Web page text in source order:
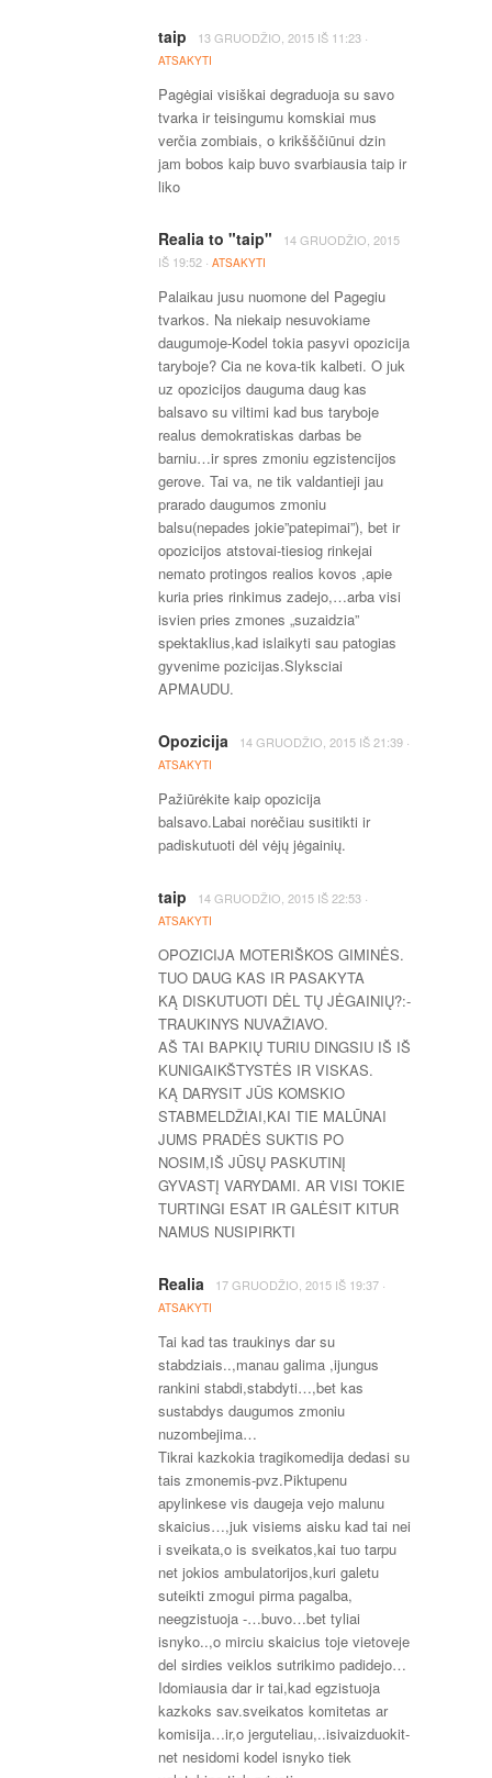
taip 13 GRUODŽIO, 2015 IŠ 11:23 ·
ATSAKYTI
Pagėgiai visiškai degraduoja su savo
tvarka ir teisingumu komskiai mus
verčia zombiais, o krikšščiūnui dzin
jam bobos kaip buvo svarbiausia taip ir
liko
Realia to "taip"
14 GRUODŽIO, 2015
IŠ 19:52 · ATSAKYTI
Palaikau jusu nuomone del Pagegiu
tvarkos. Na niekaip nesuvokiame
daugumoje-Kodel tokia pasyvi opozicija
taryboje? Cia ne kova-tik kalbeti. O juk
uz opozicijos dauguma daug kas
balsavo su viltimi kad bus taryboje
realus demokratiskas darbas be
barniu…ir spres zmoniu egzistencijos
gerove. Tai va, ne tik valdantieji jau
prarado daugumos zmoniu
balsu(nepades jokie”patepimai”), bet ir
opozicijos atstovai-tiesiog rinkejai
nemato protingos realios kovos ,apie
kuria pries rinkimus zadejo,…arba visi
isvien pries zmones „suzaidzia”
spektaklius,kad islaikyti sau patogias
gyvenime pozicijas.Slyksciai
APMAUDU.
Opozicija 14 GRUODŽIO, 2015 IŠ 21:39 ·
ATSAKYTI
Pažiūrėkite kaip opozicija
balsavo.Labai norėčiau susitikti ir
padiskutuoti dėl vėjų jėgainių.
taip 14 GRUODŽIO, 2015 IŠ 22:53 ·
ATSAKYTI
OPOZICIJA MOTERIŠKOS GIMINĖS.
TUO DAUG KAS IR PASAKYTA
KĄ DISKUTUOTI DĖL TŲ JĖGAINIŲ?:-
TRAUKINYS NUVAŽIAVO.
AŠ TAI BAPKIŲ TURIU DINGSIU IŠ IŠ
KUNIGAIKŠTYSTĖS IR VISKAS.
KĄ DARYSIT JŪS KOMSKIO
STABMELDŽIAI,KAI TIE MALŪNAI
JUMS PRADĖS SUKTIS PO
NOSIM,IŠ JŪSŲ PASKUTINĮ
GYVASTĮ VARYDAMI. AR VISI TOKIE
TURTINGI ESAT IR GALĖSIT KITUR
NAMUS NUSIPIRKTI
Realia 17 GRUODŽIO, 2015 IŠ 19:37 ·
ATSAKYTI
Tai kad tas traukinys dar su
stabdziais..,manau galima ,ijungus
rankini stabdi,stabdyti…,bet kas
sustabdys daugumos zmoniu
nuzombejima…
Tikrai kazkokia tragikomedija dedasi su
tais zmonemis-pvz.Piktupenu
apylinkese vis daugeja vejo malunu
skaicius…,juk visiems aisku kad tai nei
i sveikata,o is sveikatos,kai tuo tarpu
net jokios ambulatorijos,kuri galetu
suteikti zmogui pirma pagalba,
neegzistuoja -…buvo…bet tyliai
isnyko..,o mirciu skaicius toje vietoveje
del sirdies veiklos sutrikimo padidejo…
Idomiausia dar ir tai,kad egzistuoja
kazkoks sav.sveikatos komitetas ar
komisija…ir,o jerguteliau,..isivaizduokit-
net nesidomi kodel isnyko tiek